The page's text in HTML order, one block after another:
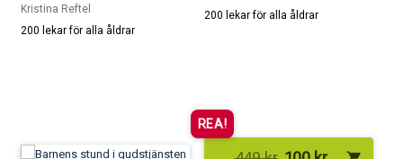
Kristina Reftel
200 lekar för alla åldrar
200 lekar för alla åldrar
REA!